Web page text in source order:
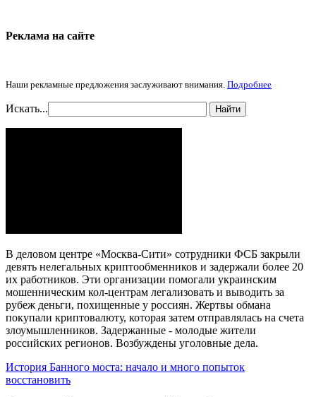
Реклама на cайте
Наши рекламные предложения заслуживают внимания. Подробнее
Искать... Найти
В деловом центре «Москва-Сити» сотрудники ФСБ закрыли
девять нелегальных криптообменников и задержали более 20
их работников. Эти организации помогали украинским
мошенническим кол-центрам легализовать и выводить за
рубеж деньги, похищенные у россиян. Жертвы обмана
покупали криптовалюту, которая затем отправлялась на счета
злоумышленников. Задержанные - молодые жители
российских регионов. Возбуждены уголовные дела.
История Банного моста: начало и много попыток
восстановить